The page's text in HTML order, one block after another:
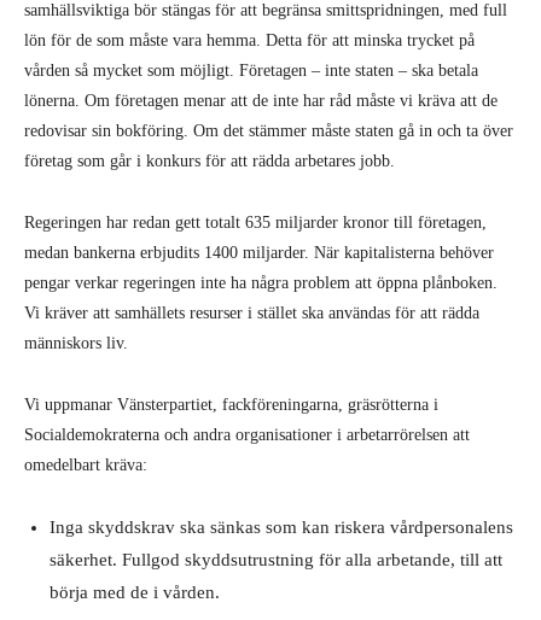
samhällsviktiga bör stängas för att begränsa smittspridningen, med full
lön för de som måste vara hemma. Detta för att minska trycket på
vården så mycket som möjligt. Företagen – inte staten – ska betala
lönerna. Om företagen menar att de inte har råd måste vi kräva att de
redovisar sin bokföring. Om det stämmer måste staten gå in och ta över
företag som går i konkurs för att rädda arbetares jobb.
Regeringen har redan gett totalt 635 miljarder kronor till företagen,
medan bankerna erbjudits 1400 miljarder. När kapitalisterna behöver
pengar verkar regeringen inte ha några problem att öppna plånboken.
Vi kräver att samhällets resurser i stället ska användas för att rädda
människors liv.
Vi uppmanar Vänsterpartiet, fackföreningarna, gräsrötterna i
Socialdemokraterna och andra organisationer i arbetarrörelsen att
omedelbart kräva:
Inga skyddskrav ska sänkas som kan riskera vårdpersonalens
säkerhet. Fullgod skyddsutrustning för alla arbetande, till att
börja med de i vården.